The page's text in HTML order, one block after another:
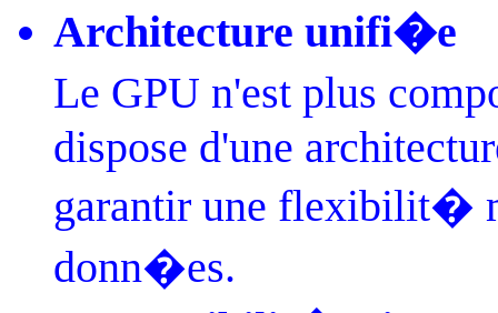
Architecture unifi�e
Le GPU n'est plus
dispose d'une
garantir une flexibilit�
donn�es.